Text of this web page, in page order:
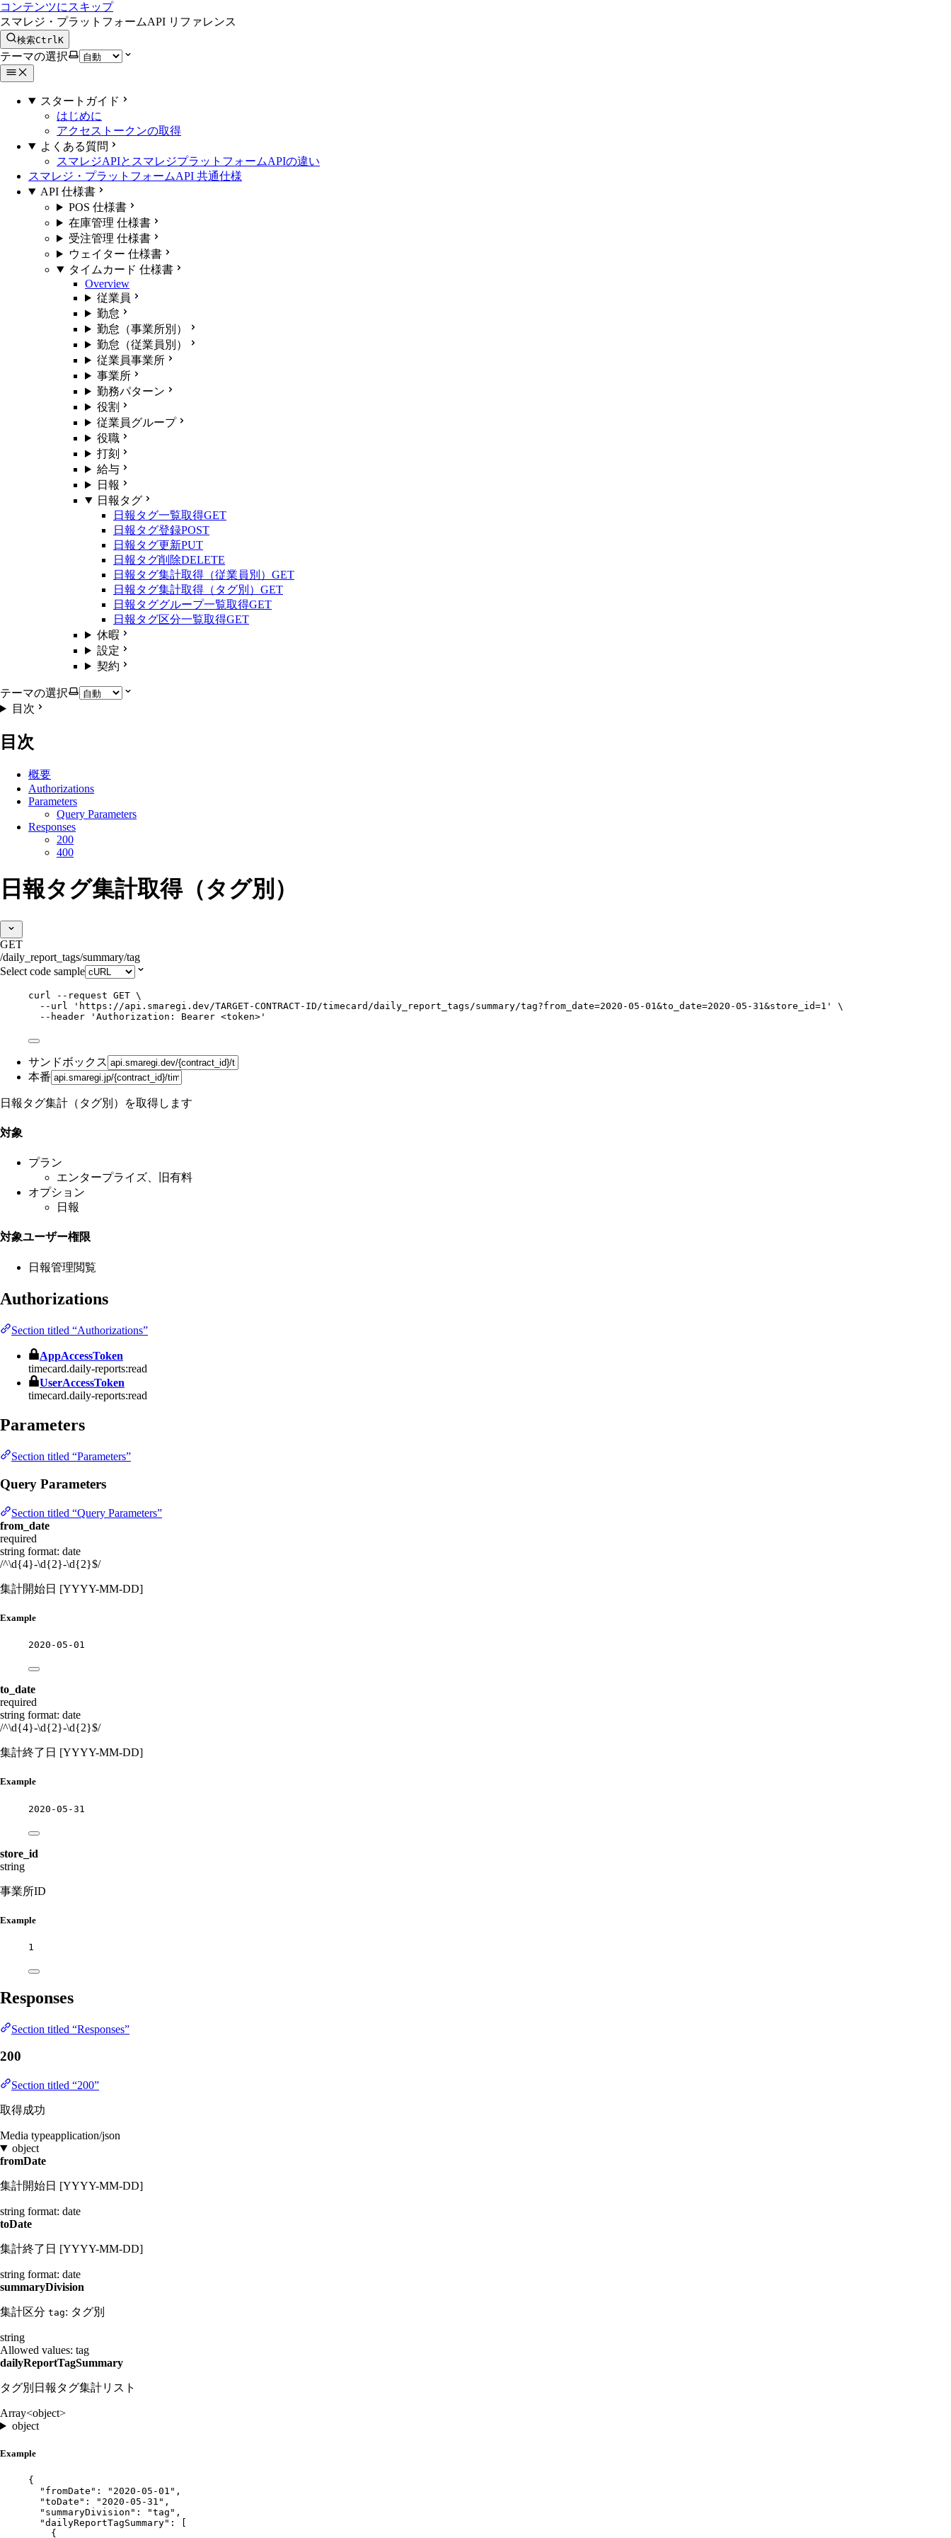
コンテンツにスキップ
スマレジ・プラットフォームAPI リファレンス
検索CtrlK
テーマの選択
スタートガイド
はじめに
アクセストークンの取得
よくある質問
スマレジAPIとスマレジプラットフォームAPIの違い
スマレジ・プラットフォームAPI 共通仕様
API 仕様書
POS 仕様書
在庫管理 仕様書
受注管理 仕様書
ウェイター 仕様書
タイムカード 仕様書
Overview
従業員
勤怠
勤怠（事業所別）
勤怠（従業員別）
従業員事業所
事業所
勤務パターン
役割
従業員グループ
役職
打刻
給与
日報
日報タグ
日報タグ一覧取得GET
日報タグ登録POST
日報タグ更新PUT
日報タグ削除DELETE
日報タグ集計取得（従業員別） GET
日報タグ集計取得（タグ別） GET
日報タググループ一覧取得GET
日報タグ区分一覧取得GET
休暇
設定
契約
テーマの選択
目次
目次
概要
Authorizations
Parameters
Query Parameters
Responses
200
400
日報タグ集計取得（タグ別）
GET
/daily_report_tags/summary/tag
Select code sample
curl --request GET \
--url
' https://api.smaregi.dev/TARGET-CONTRACT-ID/timecard/daily_report_tags/summary/tag?from_date=2020-05-01&to_date=2020-05-31&store_id=1 '
\
--header
' Authorization: Bearer <token> '
サンドボックス
本番
日報タグ集計（タグ別）を取得します
対象
プラン
エンタープライズ、旧有料
オプション
日報
対象ユーザー権限
日報管理閲覧
Authorizations
Section titled “Authorizations”
AppAccessToken
timecard.daily-reports:read
UserAccessToken
timecard.daily-reports:read
Parameters
Section titled “Parameters”
Query Parameters
Section titled “Query Parameters”
from_date
required
string format: date
/^\d{4}-\d{2}-\d{2}$/
集計開始日 [YYYY-MM-DD]
Example
2020-05-01
to_date
required
string format: date
/^\d{4}-\d{2}-\d{2}$/
集計終了日 [YYYY-MM-DD]
Example
2020-05-31
store_id
string
事業所ID
Example
1
Responses
Section titled “Responses”
200
Section titled “200”
取得成功
Media typeapplication/json
object
fromDate
集計開始日 [YYYY-MM-DD]
string format: date
toDate
集計終了日 [YYYY-MM-DD]
string format: date
summaryDivision
集計区分 tag: タグ別
string
Allowed values: tag
dailyReportTagSummary
タグ別日報タグ集計リスト
Array<object>
object
Example
{
"fromDate" : " 2020-05-01 " ,
"toDate" : " 2020-05-31 " ,
"summaryDivision" : "tag " ,
"dailyReportTagSummary" : [
{